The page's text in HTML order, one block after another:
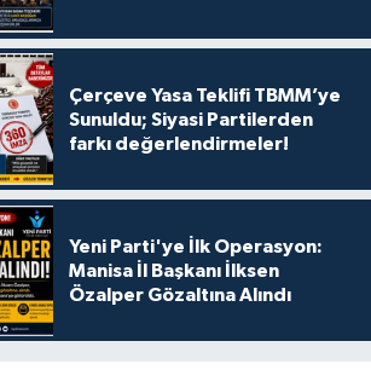
Çerçeve Yasa Teklifi TBMM’ye
Sunuldu; Siyasi Partilerden
farkı değerlendirmeler!
Yeni Parti'ye İlk Operasyon:
Manisa İl Başkanı İlksen
Özalper Gözaltına Alındı